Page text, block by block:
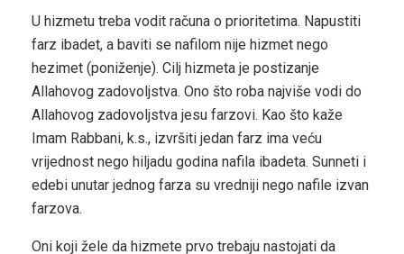
U hizmetu treba vodit računa o prioritetima. Napustiti
farz ibadet, a baviti se nafilom nije hizmet nego
hezimet (poniženje). Cilj hizmeta je postizanje
Allahovog zadovoljstva. Ono što roba najviše vodi do
Allahovog zadovoljstva jesu farzovi. Kao što kaže
Imam Rabbani, k.s., izvršiti jedan farz ima veću
vrijednost nego hiljadu godina nafila ibadeta. Sunneti i
edebi unutar jednog farza su vredniji nego nafile izvan
farzova.
Oni koji žele da hizmete prvo trebaju nastojati da